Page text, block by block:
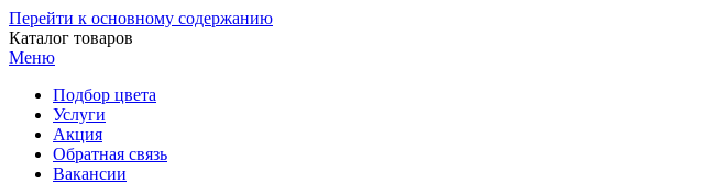
Перейти к основному содержанию
Каталог товаров
Меню
Подбор цвета
Услуги
Акция
Обратная связь
Вакансии